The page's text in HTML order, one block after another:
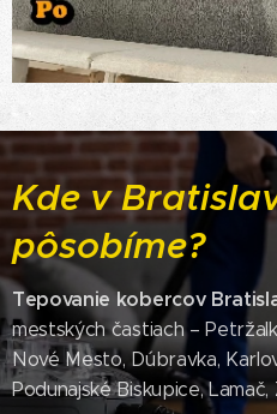
Kde v
pôsobíme?
Tepovanie kobercov
mestských častiach –
Nové Mesto, Dúbravka,
Podunajské Biskupice,